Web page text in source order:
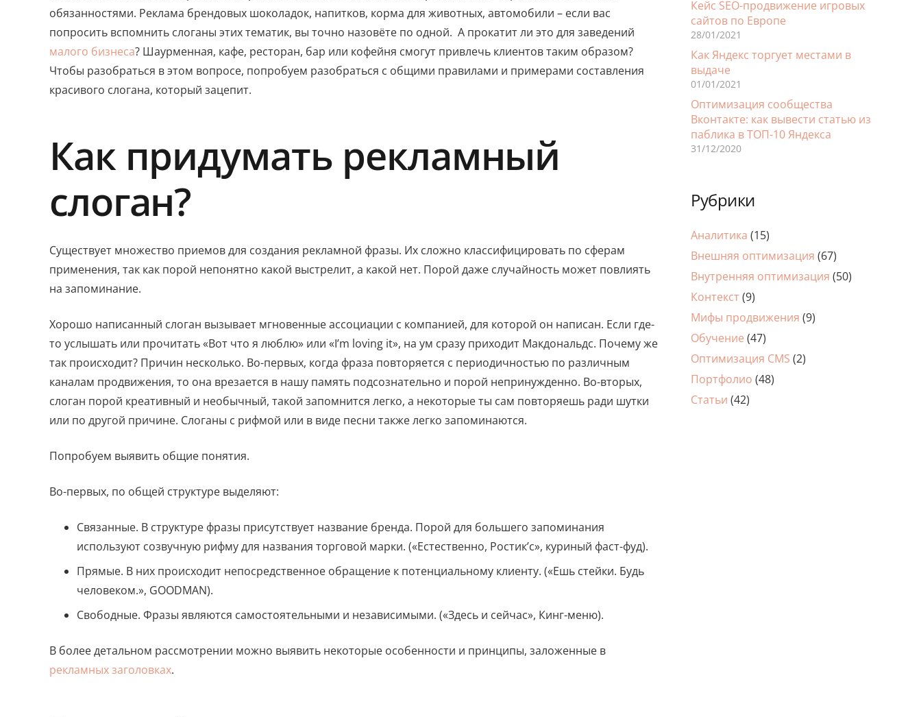
обязанностями. Реклама брендовых шоколадок, напитков, корма для животных, автомобили – если вас
попросить вспомнить слоганы этих тематик, вы точно назовёте по одной. А прокатит ли это для заведений
малого бизнеса? Шаурменная, кафе, ресторан, бар или кофейня смогут привлечь клиентов таким образом?
Чтобы разобраться в этом вопросе, попробуем разобраться с общими правилами и примерами составления
красивого слогана, который зацепит.
Как придумать рекламный
слоган?
Существует множество приемов для создания рекламной фразы. Их сложно классифицировать по сферам
применения, так как порой непонятно какой выстрелит, а какой нет. Порой даже случайность может повлиять
на запоминание.
Хорошо написанный слоган вызывает мгновенные ассоциации с компанией, для которой он написан. Если где-
то услышать или прочитать «Вот что я люблю» или «I’m loving it», на ум сразу приходит Макдональдс. Почему же
так происходит? Причин несколько. Во-первых, когда фраза повторяется с периодичностью по различным
каналам продвижения, то она врезается в нашу память подсознательно и порой непринужденно. Во-вторых,
слоган порой креативный и необычный, такой запомнится легко, а некоторые ты сам повторяешь ради шутки
или по другой причине. Слоганы с рифмой или в виде песни также легко запоминаются.
Попробуем выявить общие понятия.
Во-первых, по общей структуре выделяют:
Связанные. В структуре фразы присутствует название бренда. Порой для большего запоминания
используют созвучную рифму для названия торговой марки. («Естественно, Ростик’с», куриный фаст-фуд).
Прямые. В них происходит непосредственное обращение к потенциальному клиенту. («Ешь стейки. Будь
человеком.», GOODMAN).
Свободные. Фразы являются самостоятельными и независимыми. («Здесь и сейчас», Кинг-меню).
В более детальном рассмотрении можно выявить некоторые особенности и принципы, заложенные в
рекламных заголовках.
Кейс SEO-продвижение игровых
сайтов по Европе
28/01/2021
Как Яндекс торгует местами в
выдаче
01/01/2021
Оптимизация сообщества
Вконтакте: как вывести статью из
паблика в ТОП-10 Яндекса
31/12/2020
Рубрики
Аналитика (15)
Внешняя оптимизация (67)
Внутренняя оптимизация (50)
Контекст(9)
Мифы продвижения (9)
Обучение (47)
Оптимизация CMS (2)
Портфолио (48)
Статьи (42)